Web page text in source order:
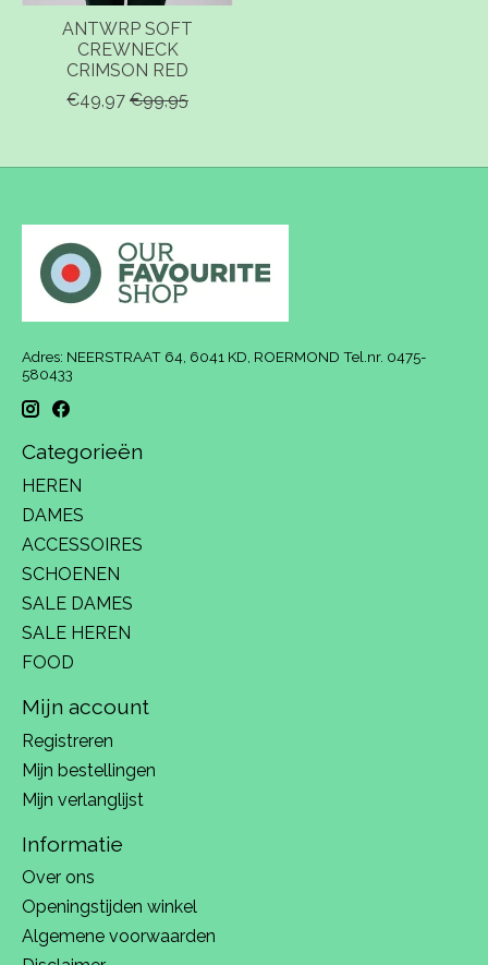
ANTWRP SOFT
CREWNECK
CRIMSON RED
€49,97 €99,95
Adres: NEERSTRAAT 64, 6041 KD, ROERMOND Tel.nr. 0475-
580433
Categorieën
HEREN
DAMES
ACCESSOIRES
SCHOENEN
SALE DAMES
SALE HEREN
FOOD
Mijn account
Registreren
Mijn bestellingen
Mijn verlanglijst
Informatie
Over ons
Openingstijden winkel
Algemene voorwaarden